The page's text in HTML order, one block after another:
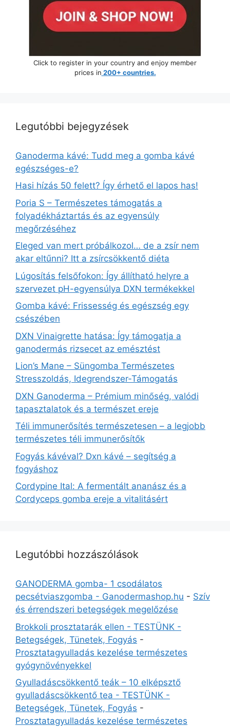
Click to register in your country and enjoy member
prices in 200+ countries.
Legutóbbi bejegyzések
Ganoderma kávé: Tudd meg a gomba kávé
egészséges-e?
Hasi hízás 50 felett? Így érhető el lapos has!
Poria S – Természetes támogatás a
folyadékháztartás és az egyensúly
megőrzéséhez
Eleged van mert próbálkozol… de a zsír nem
akar eltűnni? Itt a zsírcsökkentő diéta
Lúgosítás felsőfokon: Így állítható helyre a
szervezet pH-egyensúlya DXN termékekkel
Gomba kávé: Frissesség és egészség egy
csészében
DXN Vinaigrette hatása: Így támogatja a
ganodermás rizsecet az emésztést
Lion’s Mane – Süngomba Természetes
Stresszoldás, Idegrendszer‑Támogatás
DXN Ganoderma – Prémium minőség, valódi
tapasztalatok és a természet ereje
Téli immunerősítés természetesen – a legjobb
természetes téli immunerősítők
Fogyás kávéval? Dxn kávé – segítség a
fogyáshoz
Cordypine Ital: A fermentált ananász és a
Cordyceps gomba ereje a vitalitásért
Legutóbbi hozzászólások
GANODERMA gomba- 1 csodálatos
pecsétviaszgomba - Ganodermashop.hu - Szív
és érrendszeri betegségek megelőzése
Brokkoli prosztatarák ellen - TESTÜNK -
Betegségek, Tünetek, Fogyás -
Prosztatagyulladás kezelése természetes
gyógynövényekkel
Gyulladáscsökkentő teák – 10 elképsztő
gyulladáscsökkentő tea - TESTÜNK -
Betegségek, Tünetek, Fogyás -
Prosztatagyulladás kezelése természetes